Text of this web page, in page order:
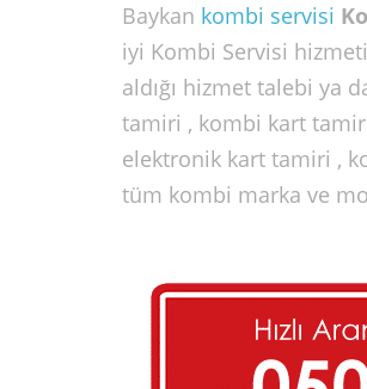
Baykan kombi servisi
iyi Kombi Servisi
aldığı hizmet talebi ya
tamiri , kombi kart
elektronik kart tamiri ,
tüm kombi marka ve